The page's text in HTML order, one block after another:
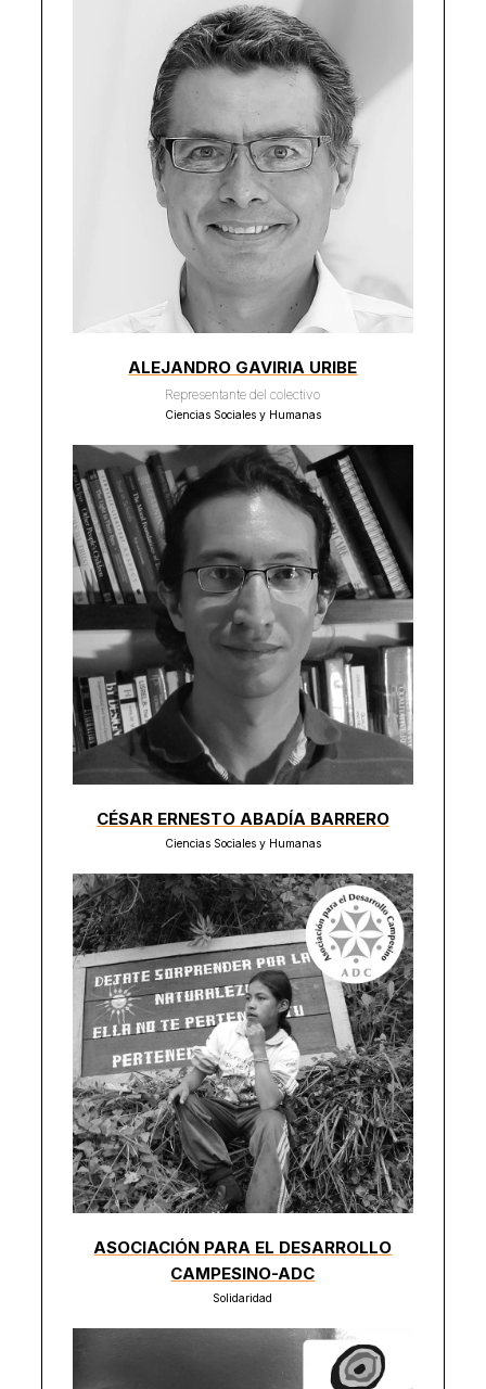
ALEJANDRO GAVIRIA URIBE
Representante del colectivo
Ciencias Sociales y Humanas
CÉSAR ERNESTO ABADÍA BARRERO
Ciencias Sociales y Humanas
ASOCIACIÓN PARA EL DESARROLLO
CAMPESINO-ADC
Solidaridad